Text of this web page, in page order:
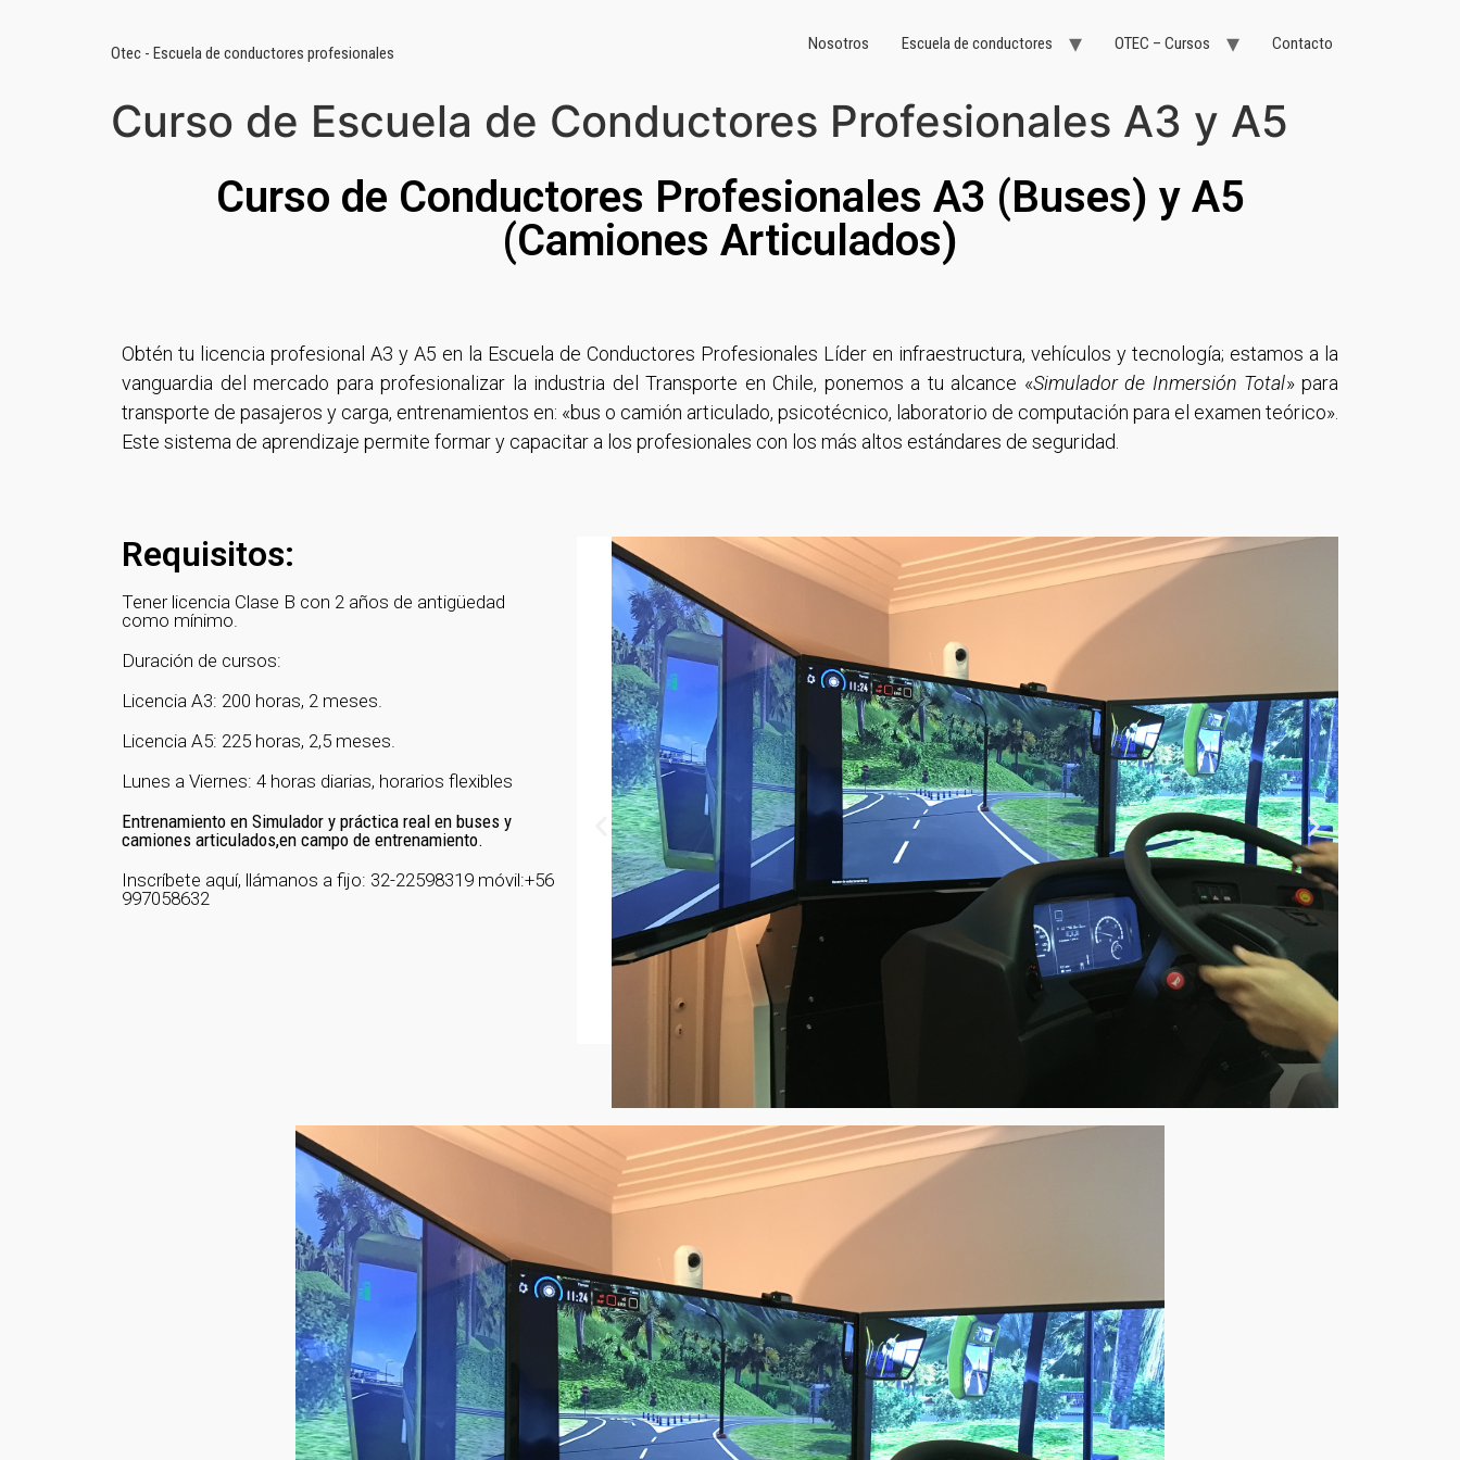
Otec - Escuela de conductores profesionales Nosotros Escuela de conductores OTEC – Cursos Contacto
Curso de Escuela de Conductores Profesionales A3 y A5
Curso de Conductores Profesionales A3 (Buses) y A5
(Camiones Articulados)
Obtén tu licencia profesional A3 y A5 en la Escuela de Conductores Profesionales Líder en infraestructura, vehículos y tecnología; estamos a la
vanguardia del mercado para profesionalizar la industria del Transporte en Chile, ponemos a tu alcance «Simulador de Inmersión Total» para
transporte de pasajeros y carga, entrenamientos en: «bus o camión articulado, psicotécnico, laboratorio de computación para el examen teórico».
Este sistema de aprendizaje permite formar y capacitar a los profesionales con los más altos estándares de seguridad.
Requisitos:
Tener licencia Clase B con 2 años de antigüedad
como mínimo.
Duración de cursos:
Licencia A3: 200 horas, 2 meses.
Licencia A5: 225 horas, 2,5 meses.
Lunes a Viernes: 4 horas diarias, horarios flexibles
Entrenamiento en Simulador y práctica real en buses y
camiones articulados,en campo de entrenamiento.
Inscríbete aquí, llámanos a fijo: 32-22598319 móvil:+56
997058632